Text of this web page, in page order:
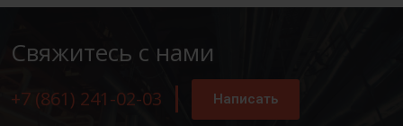
Свяжитесь с нами
+7 (861) 241-02-03 Написать